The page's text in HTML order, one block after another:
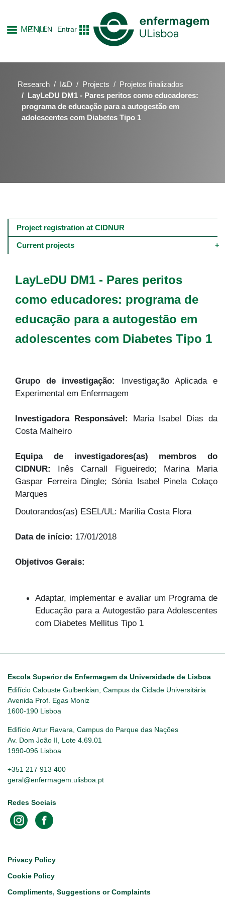
to
main
content
MENU
PT EN Entrar
Research I&D Projects
Projetos finalizados
LayLeDU DM1 - Pares peritos como educadores:
programa de educação para a autogestão em
adolescentes com Diabetes Tipo 1
LayLeDU DM1 - Pares peritos
como educadores: programa de
educação para a autogestão em
adolescentes com Diabetes Tipo 1
Grupo de investigação: Investigação Aplicada e
Experimental em Enfermagem
Investigadora Responsável: Maria Isabel Dias da
Costa Malheiro
Equipa de investigadores(as) membros do
CIDNUR: Inês Carnall Figueiredo; Marina Maria
Gaspar Ferreira Dingle; Sónia Isabel Pinela Colaço
Marques
Doutorandos(as) ESEL/UL: Marília Costa Flora
Data de início: 17/01/2018
Objetivos Gerais:
Adaptar, implementar e avaliar um Programa de
Educação para a Autogestão para Adolescentes
com Diabetes Mellitus Tipo 1
Main
navigation
Project registration at CIDNUR
Current projects
Escola Superior de Enfermagem da Universidade de Lisboa
Edifício Calouste Gulbenkian, Campus da Cidade Universitária
Avenida Prof. Egas Moniz
1600-190 Lisboa
Edifício Artur Ravara, Campus do Parque das Nações
Av. Dom João II, Lote 4.69.01
1990-096 Lisboa
+351 217 913 400
geral@enfermagem.ulisboa.pt
Redes Sociais
Footer
Privacy Policy
Cookie Policy
Compliments, Suggestions or Complaints